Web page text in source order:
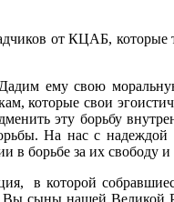
от КЦАБ,
ему свою
которые свои
эту борьбу
На нас с
в борьбе за их
в которой
Вы сыны нашей